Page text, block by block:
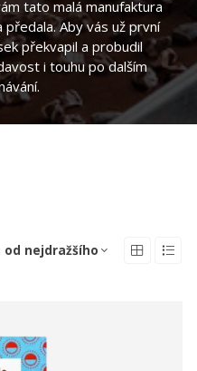
tato malá manufaktura
předala. Aby vás už první
překvapil a probudil
i touhu po dalším
od nejdražšího